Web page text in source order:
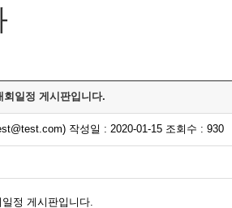
회일정 게시판입니다.
작성일 : 2020-01-15 조회수 : 930
정 게시판입니다.